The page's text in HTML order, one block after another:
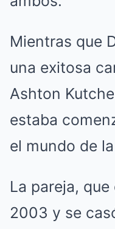
Mientras que
una exitosa
Ashton
estaba
el mundo de
La pareja,
2003 y se